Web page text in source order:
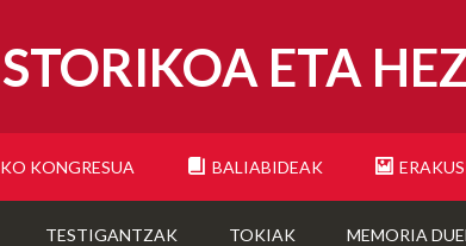
ETA
KONGRESUA BALIABIDEAK
TESTIGANTZAK TOKIAK MEMORIA